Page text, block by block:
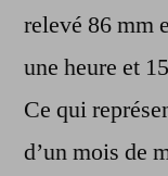
relevé 86 mm
une heure et
Ce qui
d’un mois de